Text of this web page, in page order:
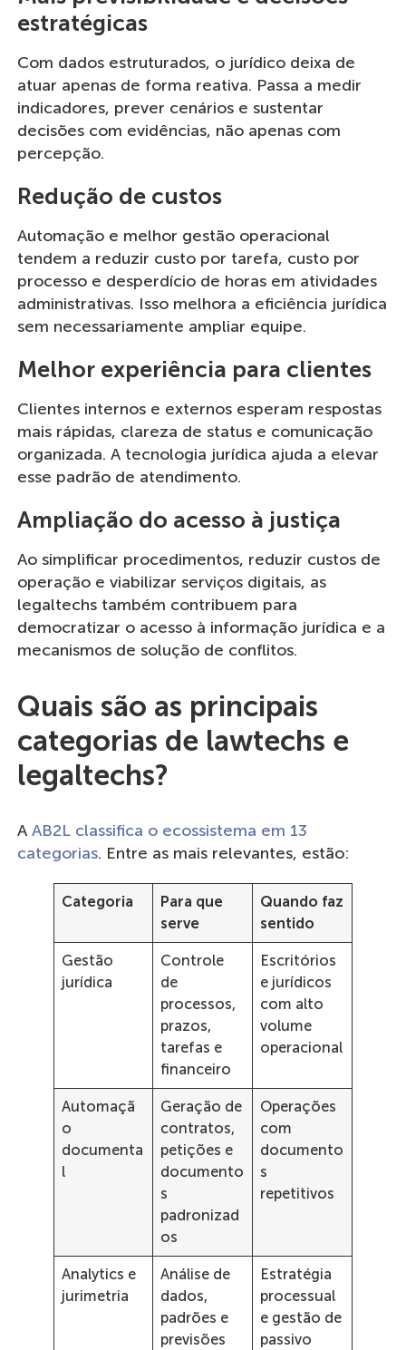
estratégicas
Com dados estruturados, o jurídico deixa de
atuar apenas de forma reativa. Passa a medir
indicadores, prever cenários e sustentar
decisões com evidências, não apenas com
percepção.
Redução de custos
Automação e melhor gestão operacional
tendem a reduzir custo por tarefa, custo por
processo e desperdício de horas em atividades
administrativas. Isso melhora a eficiência jurídica
sem necessariamente ampliar equipe.
Melhor experiência para clientes
Clientes internos e externos esperam respostas
mais rápidas, clareza de status e comunicação
organizada. A tecnologia jurídica ajuda a elevar
esse padrão de atendimento.
Ampliação do acesso à justiça
Ao simplificar procedimentos, reduzir custos de
operação e viabilizar serviços digitais, as
legaltechs também contribuem para
democratizar o acesso à informação jurídica e a
mecanismos de solução de conflitos.
Quais são as principais
categorias de lawtechs e
legaltechs?
A AB2L classifica o ecossistema em 13
categorias. Entre as mais relevantes, estão:
Categoria
Para que
serve
Quando faz
sentido
Gestão
jurídica
Controle
de
processos,
prazos,
tarefas e
financeiro
Escritórios
e jurídicos
com alto
volume
operacional
Automaçã
o
documenta
l
Geração de
contratos,
petições e
documento
s
padronizad
os
Operações
com
documento
s
repetitivos
Analytics e
jurimetria
Análise de
dados,
padrões e
previsões
Estratégia
processual
e gestão de
passivo